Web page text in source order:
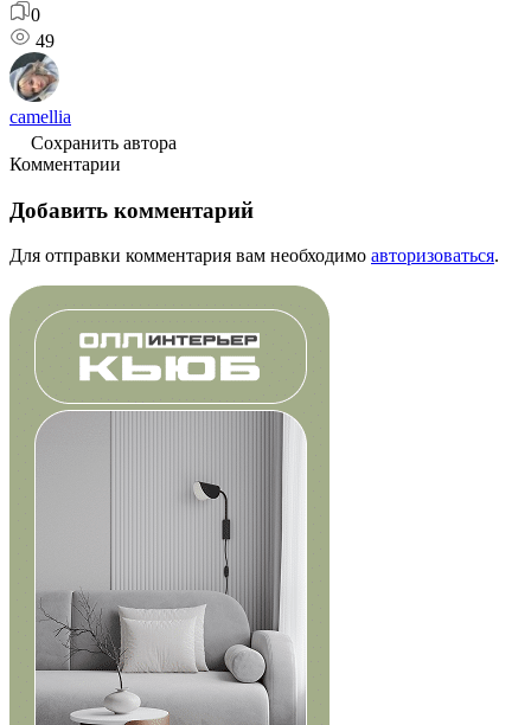
0
49
camellia
Сохранить автора
Комментарии
Добавить комментарий
Для отправки комментария вам необходимо авторизоваться.